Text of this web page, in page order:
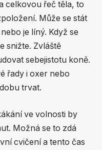
celkovou řeč těla, to
Může se stát
je líný. Když se
snižte. Zvláště
sebejistotu koně.
řady i oxer nebo
trvat.
ve volnosti by
Možná se to zdá
cvičení a tento čas